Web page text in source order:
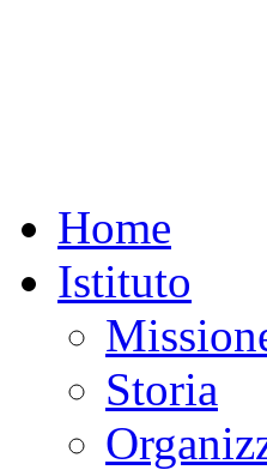
Home
Istituto
Storia